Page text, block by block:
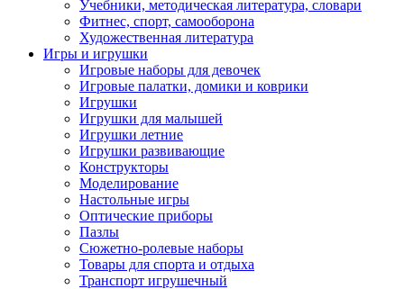
Учебники, методическая литература, словари
Фитнес, спорт, самооборона
Художественная литература
Игры и игрушки
Игровые наборы для девочек
Игровые палатки, домики и коврики
Игрушки
Игрушки для малышей
Игрушки летние
Игрушки развивающие
Конструкторы
Моделирование
Настольные игры
Оптические приборы
Пазлы
Сюжетно-ролевые наборы
Товары для спорта и отдыха
Транспорт игрушечный